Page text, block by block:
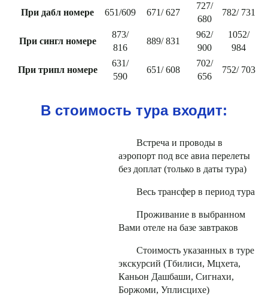
При дабл номере 651/609 671/ 627
727/
680
782/ 731
При сингл номере
873/
816
889/ 831
962/
900
1052/
984
При трипл номере
631/
590
651/ 608
702/
656
752/ 703
В стоимость тура входит:
Встреча и проводы в
аэропорт под все авиа перелеты
без доплат (только в даты тура)
Весь трансфер в период тура
Проживание в выбранном
Вами отеле на базе завтраков
Стоимость указанных в туре
экскурсий (Тбилиси, Мцхета,
Каньон Дашбаши, Сигнахи,
Боржоми, Уплисцихе)